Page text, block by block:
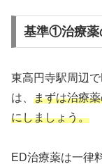
基準①治療薬
東高円寺駅周辺
は、 まずは治療
にしましょう。
ED治療薬は一律